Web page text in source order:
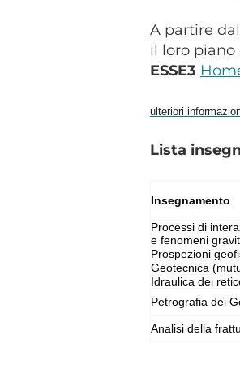
A partire dal
il loro piano
ESSE3
ulteriori
Lista
Insegnamento
Processi di
e fenomeni
Prospezioni
Geotecnica
Idraulica dei
Petrografia dei
Analisi della